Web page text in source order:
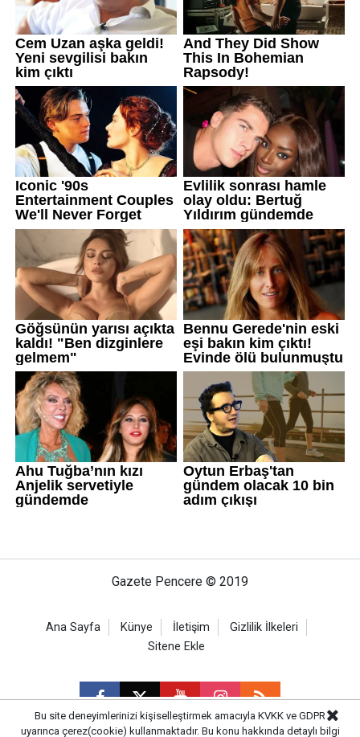
Gazete Pencere © 2019
Ana Sayfa Künye İletişim
Gizlilik İlkeleri
Sitene Ekle
Bu site deneyimlerinizi kişiselleştirmek amacıyla KVKK ve GDPR
uyarınca çerez(cookie) kullanmaktadır. Bu konu hakkında detaylı bilgi